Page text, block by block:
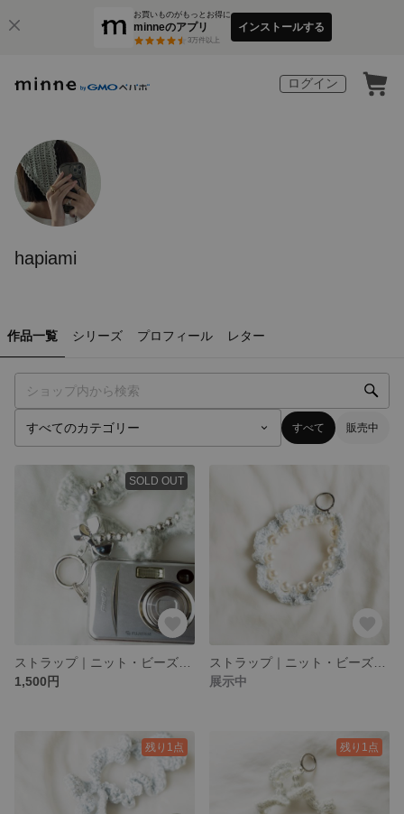
お買いものがもっとお得に
minneのアプリ
3万件以上
インストールする
ログイン
hapiami
作品一覧 シリーズ プロフィール レター
すべて 販売中
SOLD OUT
1,500円
展示中
残り1点 残り1点